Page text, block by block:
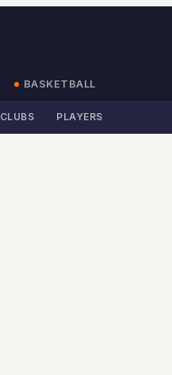
BASKETBALL
CLUBS PLAYERS